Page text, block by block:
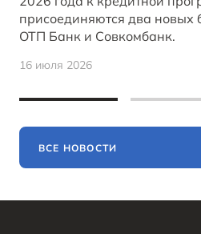
присоединяются два новых
ОТП Банк и Совкомбанк.
16 июля 2026
ВСЕ НОВОСТИ